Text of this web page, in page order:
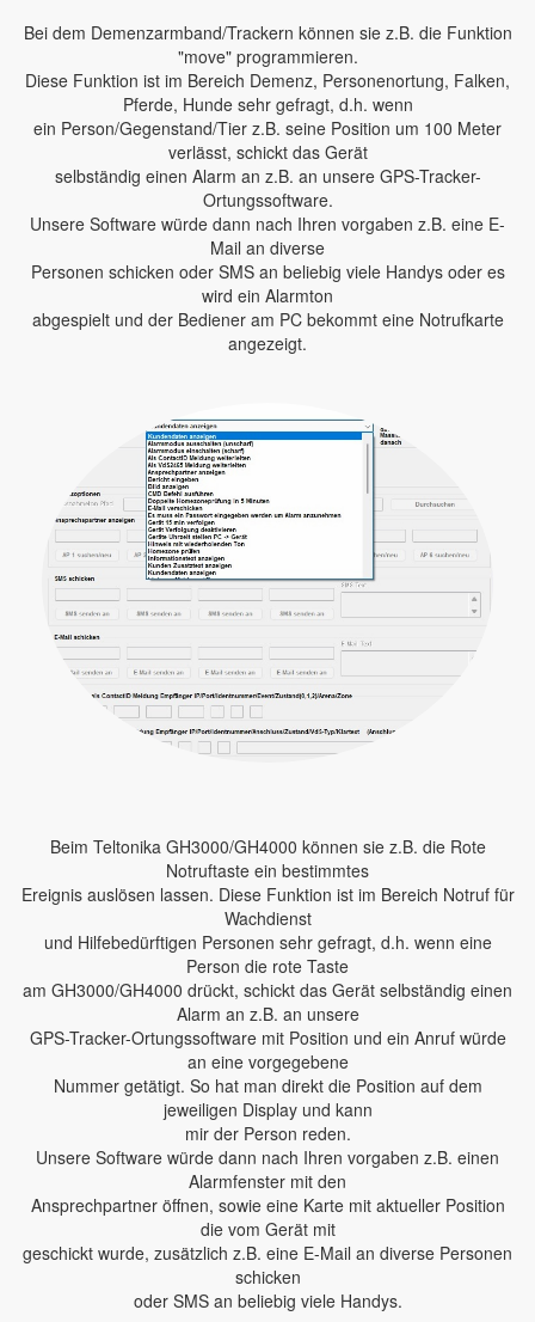
Bei dem Demenzarmband/Trackern können sie z.B. die Funktion
"move" programmieren.
Diese Funktion ist im Bereich Demenz, Personenortung, Falken,
Pferde, Hunde sehr gefragt, d.h. wenn
ein Person/Gegenstand/Tier z.B. seine Position um 100 Meter
verlässt, schickt das Gerät
selbständig einen Alarm an z.B. an unsere GPS-Tracker-
Ortungssoftware.
Unsere Software würde dann nach Ihren vorgaben z.B. eine E-
Mail an diverse
Personen schicken oder SMS an beliebig viele Handys oder es
wird ein Alarmton
abgespielt und der Bediener am PC bekommt eine Notrufkarte
angezeigt.
Beim Teltonika GH3000/GH4000 können sie z.B. die Rote
Notruftaste ein bestimmtes
Ereignis auslösen lassen. Diese Funktion ist im Bereich Notruf für
Wachdienst
und Hilfebedürftigen Personen sehr gefragt, d.h. wenn eine
Person die rote Taste
am GH3000/GH4000 drückt, schickt das Gerät selbständig einen
Alarm an z.B. an unsere
GPS-Tracker-Ortungssoftware mit Position und ein Anruf würde
an eine vorgegebene
Nummer getätigt. So hat man direkt die Position auf dem
jeweiligen Display und kann
mir der Person reden.
Unsere Software würde dann nach Ihren vorgaben z.B. einen
Alarmfenster mit den
Ansprechpartner öffnen, sowie eine Karte mit aktueller Position
die vom Gerät mit
geschickt wurde, zusätzlich z.B. eine E-Mail an diverse Personen
schicken
oder SMS an beliebig viele Handys.